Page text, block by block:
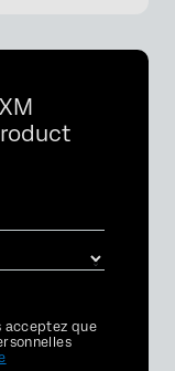
acceptez que